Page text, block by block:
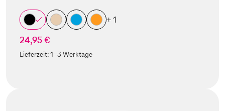
+ 1
24,95 €
Lieferzeit:1-3 Werktage